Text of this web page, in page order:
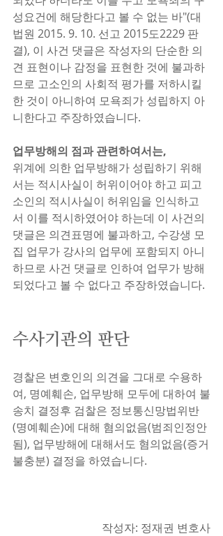
성요건에 해당한다고 볼 수 없는 바"(대
법원 2015. 9. 10. 선고 2015도2229 판
결), 이 사건 댓글은 작성자의 단순한 의
견 표현이나 감정을 표현한 것에 불과하
므로 고소인의 사회적 평가를 저하시킬
한 것이 아니하여 모욕죄가 성립하지 아
니한다고 주장하였습니다.
업무방해의 점과 관련하여서는,
위계에 의한 업무방해가 성립하기 위해
서는 적시사실이 허위이어야 하고 피고
소인의 적시사실이 허위임을 인식하고
서 이를 적시하였어야 하는데 이 사건의
댓글은 의견표명에 불과하고, 수강생 모
집 업무가 강사의 업무에 포함되지 아니
하므로 사건 댓글로 인하여 업무가 방해
되었다고 볼 수 없다고 주장하였습니다.
수사기관의 판단
경찰은 변호인의 의견을 그대로 수용하
여, 명예훼손, 업무방해 모두에 대하여 불
송치 결정후 검찰은 정보통신망법위반
(명예훼손)에 대해 혐의없음(범죄인정안
됨), 업무방해에 대해서도 혐의없음(증거
불충분) 결정을 하였습니다.
작성자: 정재권 변호사